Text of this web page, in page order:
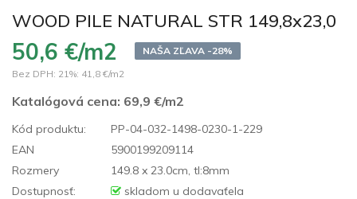
WOOD PILE NATURAL STR 149,8x23,0
50,6 €/m2
NAŠA ZĽAVA -28%
Bez DPH: 21%: 41,8 €/m2
Katalógová cena: 69,9 €/m2
Kód produktu:
PP-04-032-1498-0230-1-229
EAN
5900199209114
Rozmery
149.8 x 23.0cm, tl:8mm
Dostupnosť:
skladom u dodavaťela